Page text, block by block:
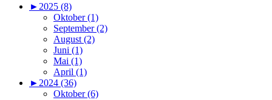
► 2025 (8)
Oktober (1)
September (2)
August (2)
Juni (1)
Mai (1)
April (1)
► 2024 (36)
Oktober (6)